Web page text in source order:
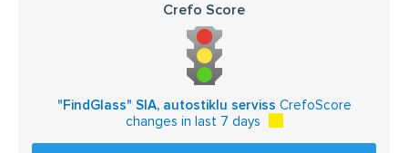
Crefo Score
"FindGlass" SIA, autostiklu serviss CrefoScore
changes in last 7 days